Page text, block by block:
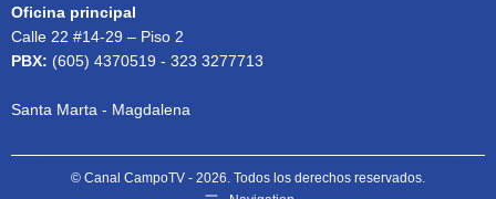
Oficina principal
Calle 22 #14-29 – Piso 2
PBX: (605) 4370519 - 323 3277713
Santa Marta - Magdalena
© Canal CampoTV - 2026. Todos los derechos reservados.